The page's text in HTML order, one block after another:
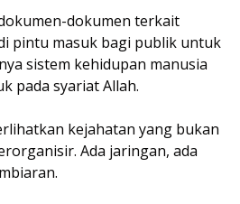
dokumen terkait
pintu masuk bagi publik untuk
sistem kehidupan manusia
pada syariat Allah.
kejahatan yang bukan
Ada jaringan, ada